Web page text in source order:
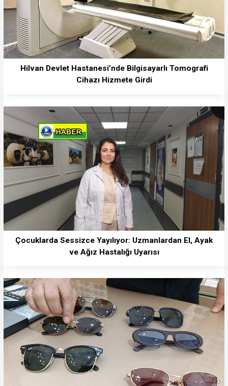
Hilvan Devlet Hastanesi’nde Bilgisayarlı Tomografi
Cihazı Hizmete Girdi
Çocuklarda Sessizce Yayılıyor: Uzmanlardan El, Ayak
ve Ağız Hastalığı Uyarısı